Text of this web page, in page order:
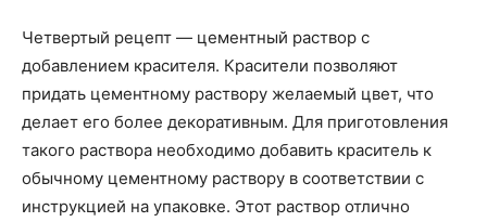
Четвертый рецепт — цементный раствор с
добавлением красителя. Красители позволяют
придать цементному раствору желаемый цвет, что
делает его более декоративным. Для приготовления
такого раствора необходимо добавить краситель к
обычному цементному раствору в соответствии с
инструкцией на упаковке. Этот раствор отлично